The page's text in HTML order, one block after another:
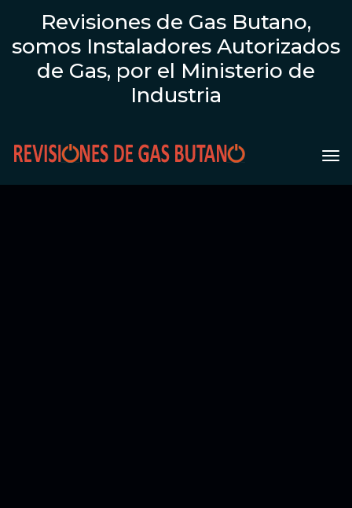
Revisiones de Gas Butano,
somos Instaladores Autorizados
de Gas, por el Ministerio de
Industria